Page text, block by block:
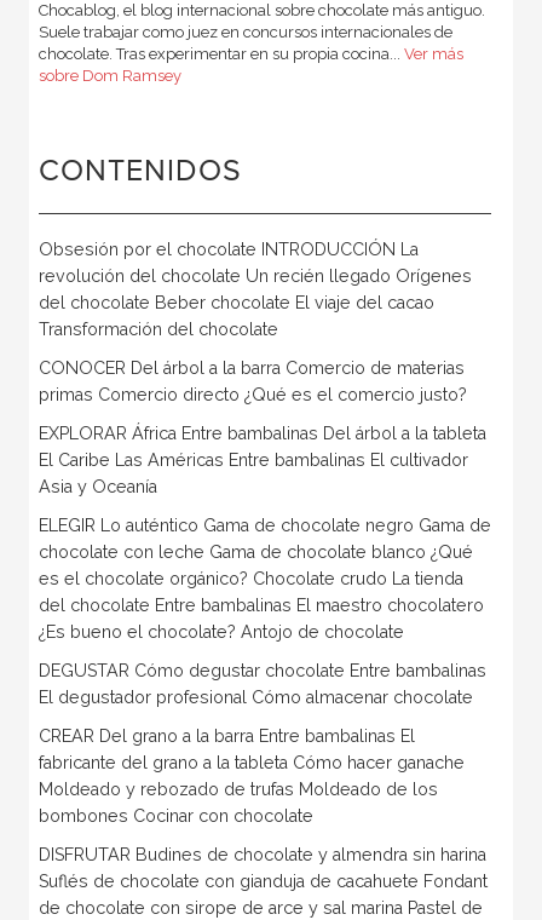
Chocablog, el blog internacional sobre chocolate más antiguo.
Suele trabajar como juez en concursos internacionales de
chocolate. Tras experimentar en su propia cocina... Ver más
sobre Dom Ramsey
CONTENIDOS
Obsesión por el chocolate INTRODUCCIÓN La
revolución del chocolate Un recién llegado Orígenes
del chocolate Beber chocolate El viaje del cacao
Transformación del chocolate
CONOCER Del árbol a la barra Comercio de materias
primas Comercio directo ¿Qué es el comercio justo?
EXPLORAR África Entre bambalinas Del árbol a la tableta
El Caribe Las Américas Entre bambalinas El cultivador
Asia y Oceanía
ELEGIR Lo auténtico Gama de chocolate negro Gama de
chocolate con leche Gama de chocolate blanco ¿Qué
es el chocolate orgánico? Chocolate crudo La tienda
del chocolate Entre bambalinas El maestro chocolatero
¿Es bueno el chocolate? Antojo de chocolate
DEGUSTAR Cómo degustar chocolate Entre bambalinas
El degustador profesional Cómo almacenar chocolate
CREAR Del grano a la barra Entre bambalinas El
fabricante del grano a la tableta Cómo hacer ganache
Moldeado y rebozado de trufas Moldeado de los
bombones Cocinar con chocolate
DISFRUTAR Budines de chocolate y almendra sin harina
Suflés de chocolate con gianduja de cacahuete Fondant
de chocolate con sirope de arce y sal marina Pastel de